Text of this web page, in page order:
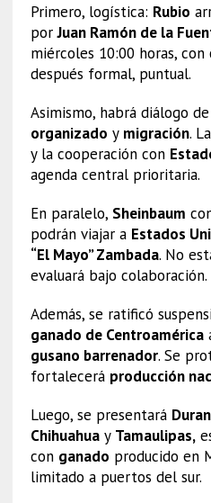
Primero, logística: Rubio
porJuan Ramón de la
miércoles 10:00 horas,
después formal, puntual.
Asimismo, habrá diálogo
organizado y migración.
y la cooperación con
agenda central prioritaria.
En paralelo, Sheinbaum
podrán viajar a Estados
“El Mayo” Zambada. No
evaluará bajo colaboración.
Además, se ratificó
ganado de Centroamérica
gusano barrenador. Se
fortalecerá producción
Luego, se presentará
Chihuahuay Tamaulipas,
con ganado producido en
limitado a puertos del sur.